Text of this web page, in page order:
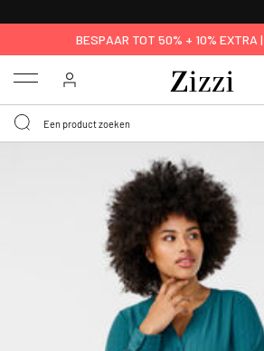
BESPAAR TOT 50% + 10% EXTRA |
Menu